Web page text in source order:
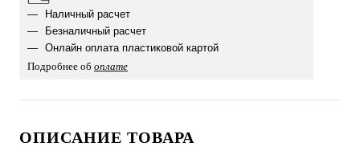
Наличный расчет
Безналичный расчет
Онлайн оплата пластиковой картой
Подробнее об оплате
ОПИСАНИЕ ТОВАРА